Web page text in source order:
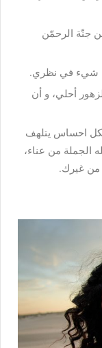
جنّة الرحمّن
شيء في نظري.
أحلي، و أن
احساس يتلهف
الجملة من عناء،
من غيرك.